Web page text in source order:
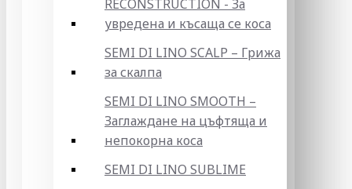
RECONSTRUCTION - За
увредена и късаща се коса
SEMI DI LINO SCALP – Грижа
за скалпа
SEMI DI LINO SMOOTH –
Заглаждане на цъфтяща и
непокорна коса
SEMI DI LINO SUBLIME